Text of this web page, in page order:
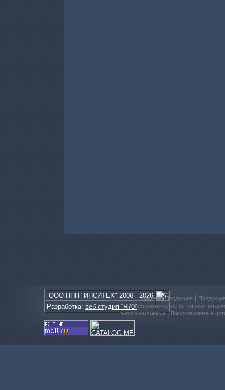
ООО НПП "ИНСИТЕК" 2006 - 2026
Разработка: веб-студия “R70”
Главная|Продукция
Технологические источники
энергокомплексы|Высоковольтные